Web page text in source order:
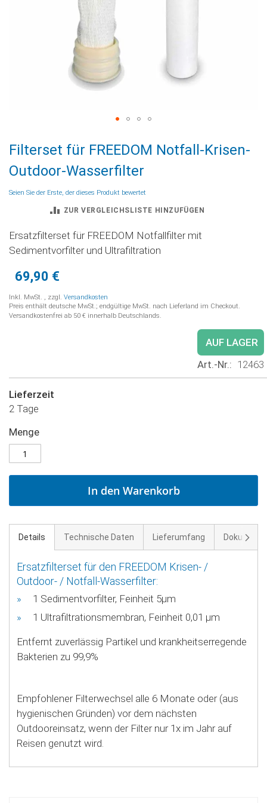
Anfang
der
Bildgalerie
springen
Filterset für FREEDOM Notfall-Krisen-
Outdoor-Wasserfilter
Seien Sie der Erste, der dieses Produkt bewertet
ZUR VERGLEICHSLISTE HINZUFÜGEN
Ersatzfilterset für FREEDOM Notfallfilter mit
Sedimentvorfilter und Ultrafiltration
69,90 €
Inkl. MwSt. , zzgl. Versandkosten
Preis enthält deutsche MwSt.; endgültige MwSt. nach Lieferland im Checkout.
Versandkostenfrei ab 50 € innerhalb Deutschlands.
AUF LAGER
Art.-Nr.
12463
Lieferzeit
2 Tage
Menge
In den Warenkorb
Details Technische Daten Lieferumfang
Ersatzfilterset für den FREEDOM Krisen- /
Outdoor- / Notfall-Wasserfilter:
1 Sedimentvorfilter, Feinheit 5µm
1 Ultrafiltrationsmembran, Feinheit 0,01 µm
Entfernt zuverlässig Partikel und krankheitserregende
Bakterien zu 99,9%
Empfohlener Filterwechsel alle 6 Monate oder (aus
hygienischen Gründen) vor dem nächsten
Outdooreinsatz, wenn der Filter nur 1x im Jahr auf
Reisen genutzt wird.